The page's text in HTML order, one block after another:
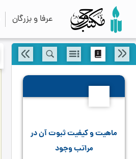
عرفا و بزرگان
ماهیت و کیفیت ثبوت آن در
مراتب وجود